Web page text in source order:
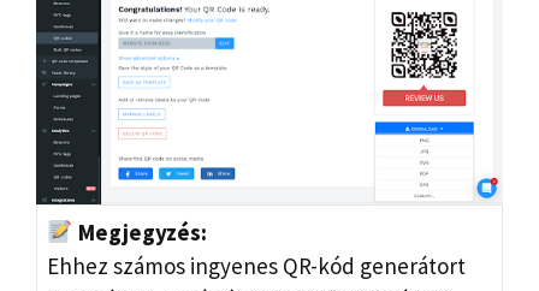
Megjegyzés:
Ehhez számos ingyenes QR-kód generátort